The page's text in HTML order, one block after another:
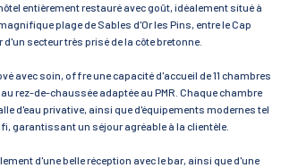
entièrement restauré avec goût, idéalement situé à
plage de Sables d'Or les Pins, entre le Cap
secteur très prisé de la côte bretonne.
avec soin, offre une capacité d'accueil de 11 chambres
rez-de-chaussée adaptée au PMR. Chaque chambre
d'eau privative, ainsi que d'équipements modernes tel
garantissant un séjour agréable à la clientèle.
d'une belle réception avec le bar, ainsi que d'une